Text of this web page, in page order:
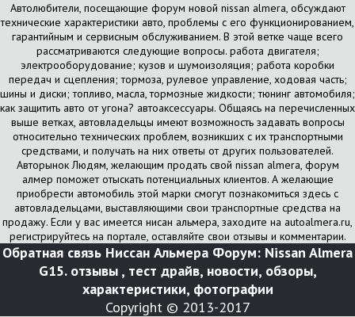
Автолюбители, посещающие форум новой nissan almera, обсуждают
технические характеристики авто, проблемы с его функционированием,
гарантийным и сервисным обслуживанием. В этой ветке чаще всего
рассматриваются следующие вопросы. работа двигателя;
электрооборудование; кузов и шумоизоляция; работа коробки
передач и сцепления; тормоза, рулевое управление, ходовая часть;
шины и диски; топливо, масла, тормозные жидкости; тюнинг автомобиля;
как защитить авто от угона? автоаксессуары. Общаясь на перечисленных
выше ветках, автовладельцы имеют возможность задавать вопросы
относительно технических проблем, возникших с их транспортными
средствами, и получать на них ответы от других пользователей.
Авторынок Людям, желающим продать свой nissan almera, форум
алмер поможет отыскать потенциальных клиентов. А желающие
приобрести автомобиль этой марки смогут познакомиться здесь с
автовладельцами, выставляющими свои транспортные средства на
продажу. Если у вас имеется нисан альмера, заходите на autoalmera.ru,
регистрируйтесь на портале, оставляйте свои отзывы и комментарии.
Обратная связь Ниссан Альмера Форум: Nissan Almera
G15. отзывы , тест драйв, новости, обзоры,
характеристики, фотографии
Copyright © 2013-2017